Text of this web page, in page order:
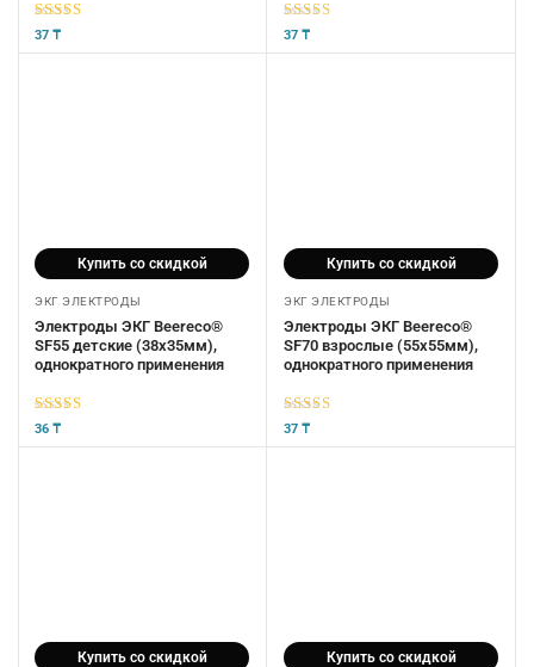
5из 5
37 ₸ 5из 5
37 ₸
Купить со скидкой
ЭКГ ЭЛЕКТРОДЫ
Электроды ЭКГ Beereco®
SF55 детские (38х35мм),
однократного применения
5из 5
36 ₸
Купить со скидкой
ЭКГ ЭЛЕКТРОДЫ
Электроды ЭКГ Beereco®
SF70 взрослые (55х55мм),
однократного применения
5из 5
37 ₸
Купить со скидкой Купить со скидкой